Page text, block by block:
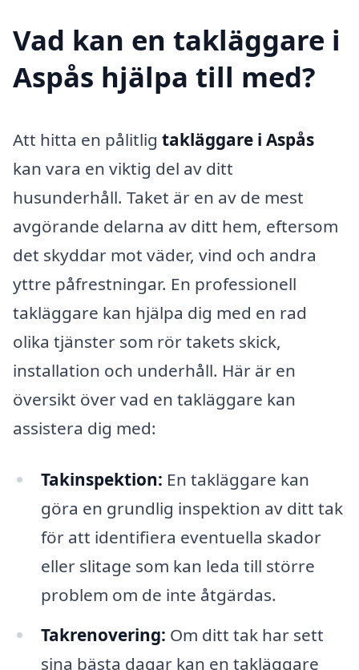
Vad kan en takläggare i
Aspås hjälpa till med?
Att hitta en pålitlig takläggare i Aspås
kan vara en viktig del av ditt
husunderhåll. Taket är en av de mest
avgörande delarna av ditt hem, eftersom
det skyddar mot väder, vind och andra
yttre påfrestningar. En professionell
takläggare kan hjälpa dig med en rad
olika tjänster som rör takets skick,
installation och underhåll. Här är en
översikt över vad en takläggare kan
assistera dig med:
Takinspektion: En takläggare kan
göra en grundlig inspektion av ditt tak
för att identifiera eventuella skador
eller slitage som kan leda till större
problem om de inte åtgärdas.
Takrenovering: Om ditt tak har sett
sina bästa dagar kan en takläggare